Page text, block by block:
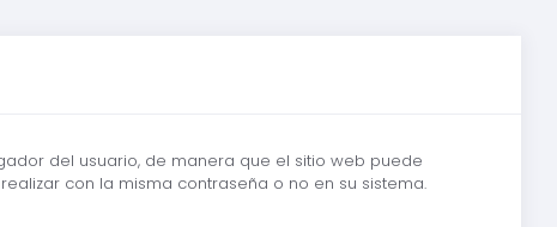
del usuario, de manera que el sitio web puede
con la misma contraseña o no en su sistema.